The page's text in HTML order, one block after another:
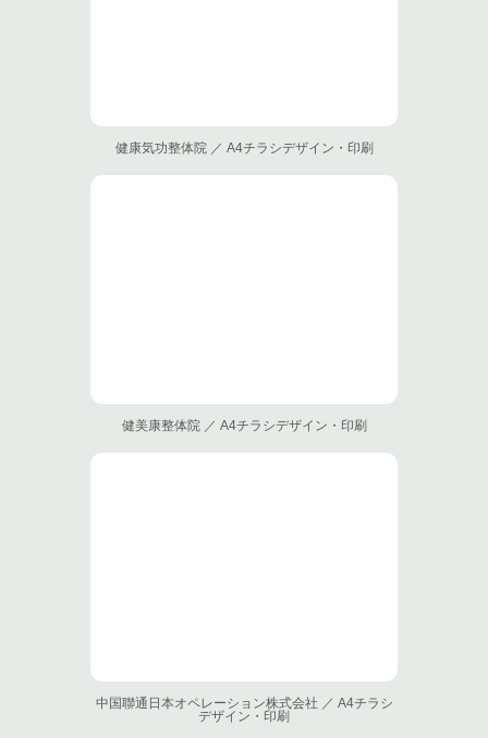
健康気功整体院 ／ A4チラシデザイン・印刷
健美康整体院 ／ A4チラシデザイン・印刷
中国聯通日本オペレーション株式会社 ／ A4チラシ
デザイン・印刷